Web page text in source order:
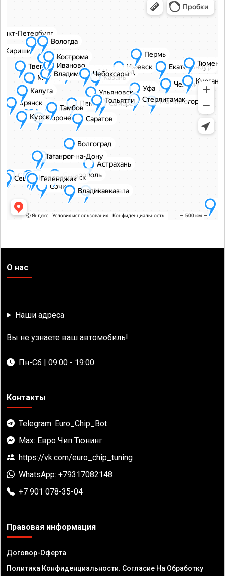
О нас
Наши адреса
Вы не узнаете ваш автомобиль!
Пн-Сб | 09:00 - 19:00
Контакты
Telegram: Euro_Chip_Bot
Max: Евро Чип Тюнинг
https://vk.com/euro_chip_tuning
WhatsApp: +79317082148
+7 901 078-35-04
Правовая информация
Договор-Оферта
Политика Конфиденциальности. Согласие На Обработку